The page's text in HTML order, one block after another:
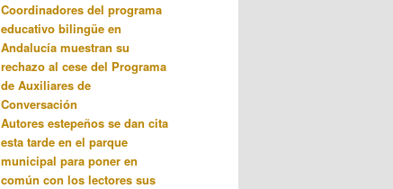
Coordinadores del programa
educativo bilingüe en
Andalucía muestran su
rechazo al cese del Programa
de Auxiliares de
Conversación
Autores estepeños se dan cita
esta tarde en el parque
municipal para poner en
común con los lectores sus